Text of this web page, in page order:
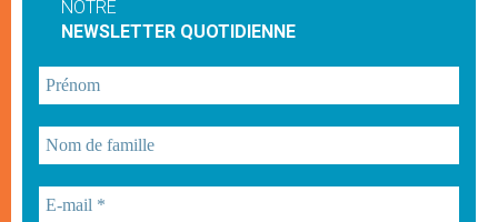
NOTRE
NEWSLETTER QUOTIDIENNE